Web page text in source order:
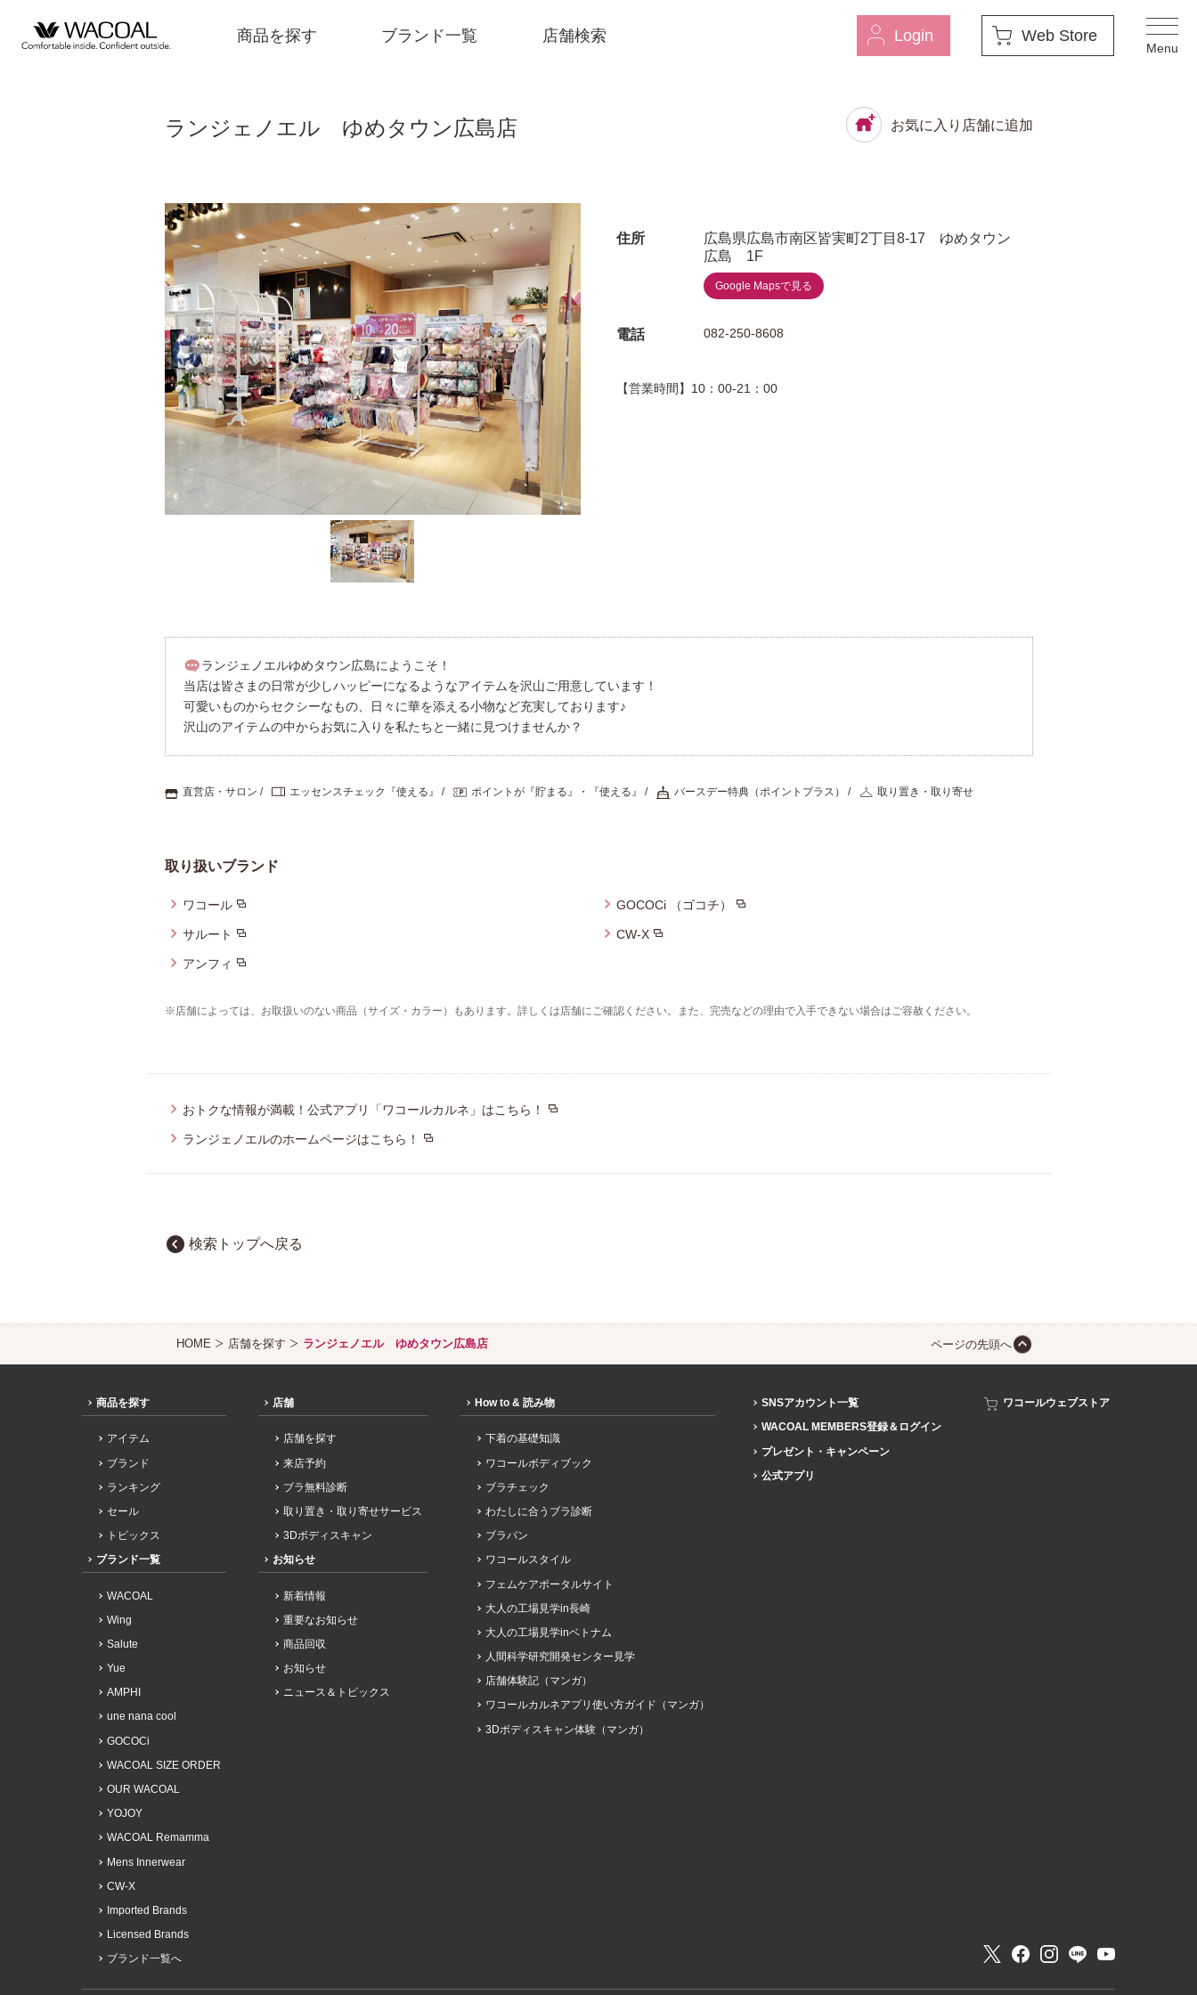
Login Web Store
商品を探す ブランド一覧 店舗検索
ブランド一覧
店舗検索
新着情報
重要なお知らせ
お知らせ
ワコールウェブストア
ニュース＆トピックス
企業情報
SNSアカウント一覧
プレゼント・キャンペーン
メールニュース登録
ランジェノエル ゆめタウン広島店 お気に入り店舗に追加
住所
広島県広島市南区皆実町2丁目8-17 ゆめタウン
広島 1F
Google Mapsで見る
電話 082-250-8608
【営業時間】10：00-21：00
ランジェノエルゆめタウン広島にようこそ！
当店は皆さまの日常が少しハッピーになるようなアイテムを沢山ご用意しています！
可愛いものからセクシーなもの、日々に華を添える小物など充実しております♪
沢山のアイテムの中からお気に入りを私たちと一緒に見つけませんか？
直営店・サロン エッセンスチェック『使える』 ポイントが『貯まる』・『使える』 バースデー特典（ポイントプラス） 取り置き・取り寄せ
取り扱いブランド
ワコール GOCOCi （ゴコチ）
サルート CW-X
アンフィ
※店舗によっては、お取扱いのない商品（サイズ・カラー）もあります。詳しくは店舗にご確認ください。また、完売などの理由で入手できない場合はご容赦ください。
おトクな情報が満載！公式アプリ「ワコールカルネ」はこちら！
ランジェノエルのホームページはこちら！
検索トップへ戻る
HOME 店舗を探す ランジェノエル ゆめタウン広島店 ページの先頭へ
商品を探す
アイテム
ブランド
ランキング
セール
トピックス
ブランド一覧
WACOAL
Wing
Salute
Yue
AMPHI
une nana cool
GOCOCi
WACOAL SIZE ORDER
OUR WACOAL
YOJOY
WACOAL Remamma
Mens Innerwear
CW-X
Imported Brands
Licensed Brands
ブランド一覧へ
店舗
店舗を探す
来店予約
ブラ無料診断
取り置き・取り寄せサービス
3Dボディスキャン
お知らせ
新着情報
重要なお知らせ
商品回収
お知らせ
ニュース＆トピックス
How to & 読み物
下着の基礎知識
ワコールボディブック
ブラチェック
わたしに合うブラ診断
ブラパン
ワコールスタイル
フェムケアポータルサイト
大人の工場見学in長崎
大人の工場見学inベトナム
人間科学研究開発センター見学
店舗体験記（マンガ）
ワコールカルネアプリ使い方ガイド（マンガ）
3Dボディスキャン体験（マンガ）
SNSアカウント一覧
WACOAL MEMBERS登録＆ログイン
プレゼント・キャンペーン
公式アプリ
ワコールウェブストア